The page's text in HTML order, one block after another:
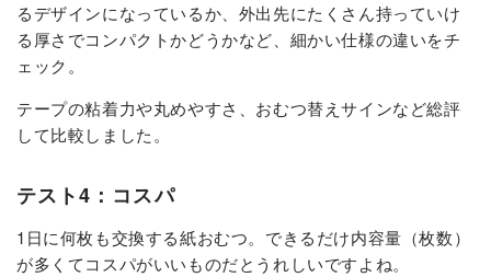
るデザインになっているか、外出先にたくさん持っていけ
る厚さでコンパクトかどうかなど、細かい仕様の違いをチ
ェック。
テープの粘着力や丸めやすさ、おむつ替えサインなど総評
して比較しました。
テスト4：コスパ
1日に何枚も交換する紙おむつ。できるだけ内容量（枚数）
が多くてコスパがいいものだとうれしいですよね。